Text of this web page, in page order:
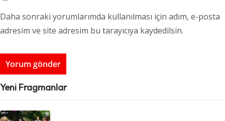
Daha sonraki yorumlarımda kullanılması için adım, e-posta
adresim ve site adresim bu tarayıcıya kaydedilsin.
Yeni Fragmanlar